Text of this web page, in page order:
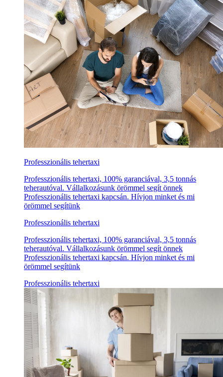
Professzionális tehertaxi
Professzionális tehertaxi, 100% garanciával, 3,5 tonnás
teherautóval. Vállalkozásunk örömmel segít önnek
Professzionális tehertaxi kapcsán. Hívjon minket és mi
örömmel segítünk
Professzionális tehertaxi
Professzionális tehertaxi, 100% garanciával, 3,5 tonnás
teherautóval. Vállalkozásunk örömmel segít önnek
Professzionális tehertaxi kapcsán. Hívjon minket és mi
örömmel segítünk
Professzionális tehertaxi